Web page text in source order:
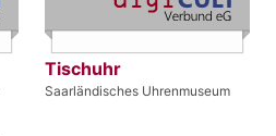
Tischuhr
Saarländisches Uhrenmuseum